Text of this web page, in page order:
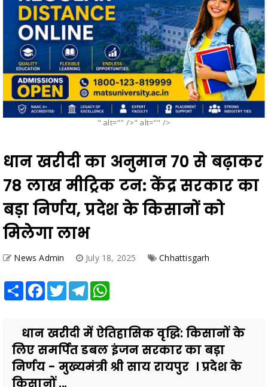
" alt="" />" alt="" />
धान खरीदी का अनुमान 70 से बढ़ाकर
78 लाख मीट्रिक टन: केंद्र सरकार का
बड़ा निर्णय, प्रदेश के किसानों को
मिलेगा लाभ
News Admin July 18, 2025 Chhattisgarh
Share Facebook
TwitterTelegram
धान खरीदी में ऐतिहासिक वृद्धि: किसानों के
लिए समर्पित डबल इंजन सरकार का बड़ा
निर्णय - मुख्यमंत्री श्री साय रायपुर । प्रदेश के
किसानों ...